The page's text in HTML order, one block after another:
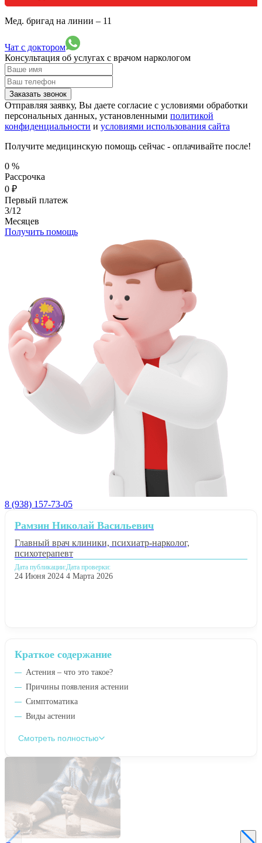
Мед. бригад на линии – 11
Чат с доктором
Консультация об услугах с врачом наркологом
Заказать звонок
Отправляя заявку, Вы даете согласие с условиями обработки
персональных данных, установленными политикой
конфиденциальности и условиями использования сайта
Получите медицинскую помощь сейчас - оплачивайте после!
0 %
Рассрочка
0 ₽
Первый платеж
3/12
Месяцев
Получить помощь
8 (938) 157-73-05
Краткое содержание
Астения – что это такое?
Причины появления астении
Симптоматика
Виды астении
Смотреть полностью
Рамзин Николай Васильевич
Главный врач клиники, психиатр-нарколог,
психотерапевт
Дата публикации:
24 Июня 2024
Дата проверки:
4 Марта 2026